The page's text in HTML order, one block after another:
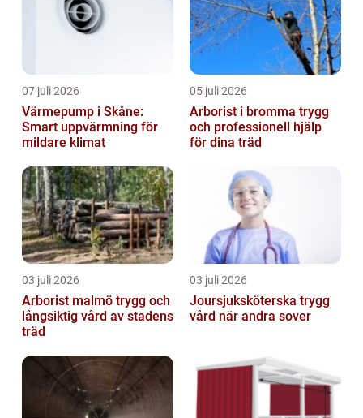
07 juli 2026
Värmepump i Skåne:
Smart uppvärmning för
mildare klimat
05 juli 2026
Arborist i bromma trygg
och professionell hjälp
för dina träd
03 juli 2026
Arborist malmö trygg och
långsiktig vård av stadens
träd
03 juli 2026
Joursjuksköterska trygg
vård när andra sover